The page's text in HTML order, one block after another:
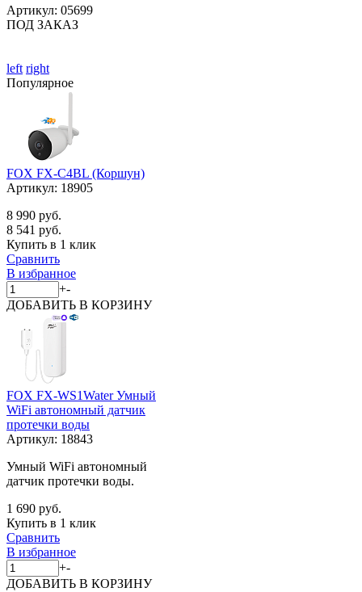
Артикул: 05699
ПОД ЗАКАЗ
left right
Популярное
FOX FX-C4BL (Коршун)
Артикул: 18905
8 990 руб.
8 541 руб.
Купить в 1 клик
Сравнить
В избранное
+-
ДОБАВИТЬ В КОРЗИНУ
FOX FX-WS1Water Умный
WiFi автономный датчик
протечки воды
Артикул: 18843
Умный WiFi автономный
датчик протечки воды.
1 690 руб.
Купить в 1 клик
Сравнить
В избранное
+-
ДОБАВИТЬ В КОРЗИНУ